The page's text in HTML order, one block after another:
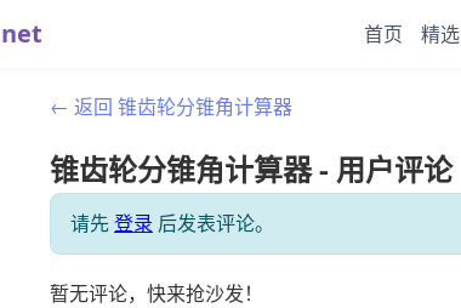
首页 精选
← 返回 锥齿轮分锥角计算器
锥齿轮分锥角计算器 - 用户评论
请先登录 后发表评论。
暂无评论，快来抢沙发！